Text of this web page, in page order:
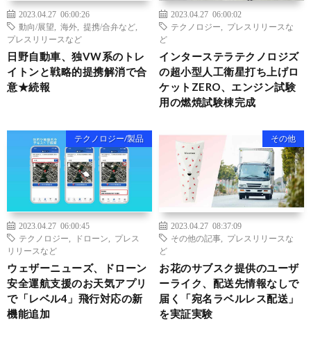
2023.04.27 06:00:26
動向/展望
海外 提携/合弁など
プレスリリースなど
日野自動車、独VW系のトレ
イトンと戦略的提携解消で合
意★続報
2023.04.27 06:00:02
テクノロジー
プレスリリースな
ど
インターステラテクノロジズ
の超小型人工衛星打ち上げロ
ケットZERO、エンジン試験
用の燃焼試験棟完成
テクノロジー/製品
2023.04.27 06:00:45
テクノロジー
ドローン
プレス
リリースなど
ウェザーニューズ、ドローン
安全運航支援のお天気アプリ
で「レベル4」飛行対応の新
機能追加
その他
2023.04.27 08:37:09
その他の記事
プレスリリースな
ど
お花のサブスク提供のユーザ
ーライク、配送先情報なしで
届く「宛名ラベルレス配送」
を実証実験